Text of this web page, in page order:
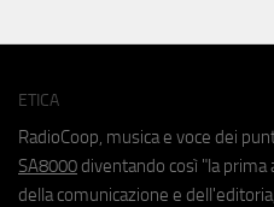
ETICA
RadioCoop, musica e voce dei
SA8000 diventando così "la
della comunicazione e